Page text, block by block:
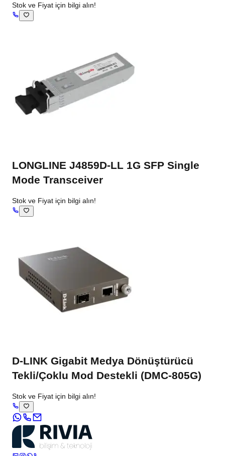
Stok ve Fiyat için bilgi alın!
LONGLINE J4859D-LL 1G SFP Single
Mode Transceiver
Stok ve Fiyat için bilgi alın!
D-LINK Gigabit Medya Dönüştürücü
Tekli/Çoklu Mod Destekli (DMC-805G)
Stok ve Fiyat için bilgi alın!